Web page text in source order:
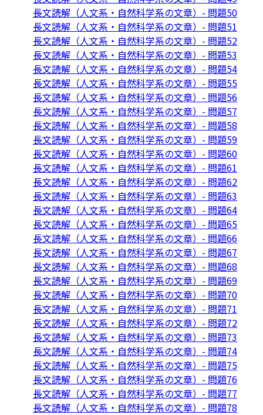
長文読解（人文系・自然科学系の文章）- 問題50
長文読解（人文系・自然科学系の文章）- 問題51
長文読解（人文系・自然科学系の文章）- 問題52
長文読解（人文系・自然科学系の文章）- 問題53
長文読解（人文系・自然科学系の文章）- 問題54
長文読解（人文系・自然科学系の文章）- 問題55
長文読解（人文系・自然科学系の文章）- 問題56
長文読解（人文系・自然科学系の文章）- 問題57
長文読解（人文系・自然科学系の文章）- 問題58
長文読解（人文系・自然科学系の文章）- 問題59
長文読解（人文系・自然科学系の文章）- 問題60
長文読解（人文系・自然科学系の文章）- 問題61
長文読解（人文系・自然科学系の文章）- 問題62
長文読解（人文系・自然科学系の文章）- 問題63
長文読解（人文系・自然科学系の文章）- 問題64
長文読解（人文系・自然科学系の文章）- 問題65
長文読解（人文系・自然科学系の文章）- 問題66
長文読解（人文系・自然科学系の文章）- 問題67
長文読解（人文系・自然科学系の文章）- 問題68
長文読解（人文系・自然科学系の文章）- 問題69
長文読解（人文系・自然科学系の文章）- 問題70
長文読解（人文系・自然科学系の文章）- 問題71
長文読解（人文系・自然科学系の文章）- 問題72
長文読解（人文系・自然科学系の文章）- 問題73
長文読解（人文系・自然科学系の文章）- 問題74
長文読解（人文系・自然科学系の文章）- 問題75
長文読解（人文系・自然科学系の文章）- 問題76
長文読解（人文系・自然科学系の文章）- 問題77
長文読解（人文系・自然科学系の文章）- 問題78